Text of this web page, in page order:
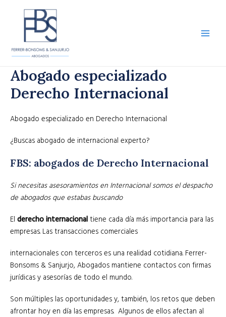
contenido
Abogado especializado
Derecho Internacional
Abogado especializado en Derecho Internacional
¿Buscas abogado de internacional experto?
FBS: abogados de Derecho Internacional
Si necesitas asesoramientos en Internacional somos el despacho
de abogados que estabas buscando
El derecho internacional tiene cada día más importancia para las
empresas. Las transacciones comerciales
internacionales con terceros es una realidad cotidiana. Ferrer-
Bonsoms & Sanjurjo, Abogados mantiene contactos con firmas
jurídicas y asesorías de todo el mundo.
Son múltiples las oportunidades y, también, los retos que deben
afrontar hoy en día las empresas. Algunos de ellos afectan al